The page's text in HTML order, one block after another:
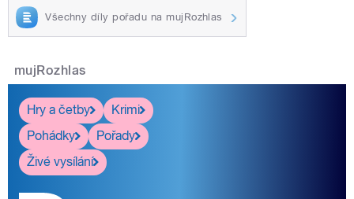
Všechny díly pořadu na mujRozhlas
mujRozhlas
Hry a četby
Krimi
Pohádky
Pořady
Živé vysílání